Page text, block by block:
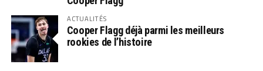
ACTUALITÉS
Cooper Flagg déjà parmi les meilleurs
rookies de l’histoire